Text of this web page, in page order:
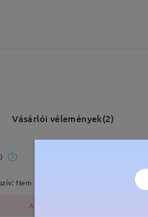
Vásárlói vélemények(2)
Nem Rugós zsanér:
A fémszerkezet nikkelt tartalmaz